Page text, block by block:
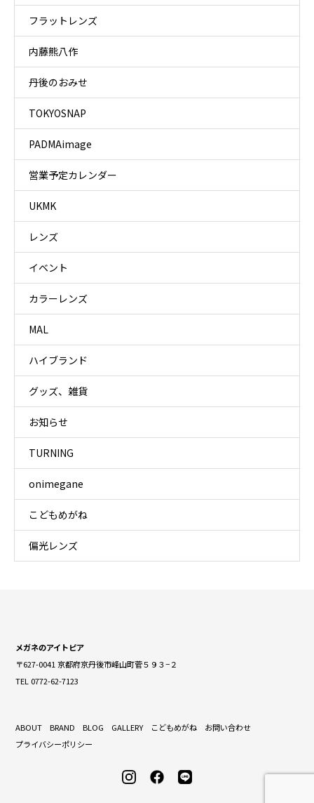
フラットレンズ
内藤熊八作
丹後のおみせ
TOKYOSNAP
PADMAimage
営業予定カレンダー
UKMK
レンズ
イベント
カラーレンズ
MAL
ハイブランド
グッズ、雑貨
お知らせ
TURNING
onimegane
こどもめがね
偏光レンズ
メガネのアイトピア
〒627-0041 京都府京丹後市峰山町菅５９３−２
TEL 0772-62-7123
ABOUT BRAND BLOG GALLERY こどもめがね
お問い合わせ
プライバシーポリシー